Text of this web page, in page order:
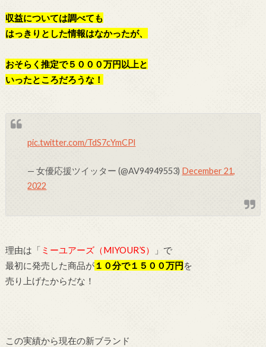
収益については調べても
はっきりとした情報はなかったが、
おそらく推定で５０００万円以上と
いったところだろうな！
pic.twitter.com/TdS7cYmCPl
— 女優応援ツイッター (@AV94949553) December 21,
2022
理由は「 ミーユアーズ（MIYOUR’S）
」で
最初に発売した商品が１０分で１５００万円を
売り上げたからだな！
この実績から現在の新ブランド